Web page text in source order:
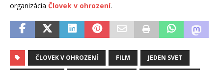
organizácia Človek v ohrození.
ČLOVEK V OHROZENÍ FILM JEDEN SVET